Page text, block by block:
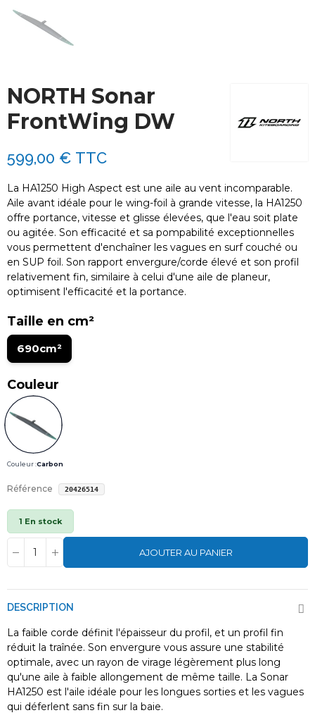
NORTH Sonar
FrontWing DW
599,00 € TTC
La HA1250 High Aspect est une aile au vent incomparable.
Aile avant idéale pour le wing-foil à grande vitesse, la HA1250
offre portance, vitesse et glisse élevées, que l'eau soit plate
ou agitée. Son efficacité et sa pompabilité exceptionnelles
vous permettent d'enchaîner les vagues en surf couché ou
en SUP foil. Son rapport envergure/corde élevé et son profil
relativement fin, similaire à celui d'une aile de planeur,
optimisent l'efficacité et la portance.
Taille en cm²
690cm²
Couleur
Couleur :Carbon
Référence 20426514
1 En stock
AJOUTER AU PANIER
DESCRIPTION
La faible corde définit l'épaisseur du profil, et un profil fin
réduit la traînée. Son envergure vous assure une stabilité
optimale, avec un rayon de virage légèrement plus long
qu'une aile à faible allongement de même taille. La Sonar
HA1250 est l'aile idéale pour les longues sorties et les vagues
qui déferlent sans fin sur la baie.